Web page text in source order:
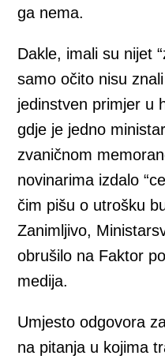
ga nema.
Dakle, imali su nijet
samo očito nisu
jedinstven primjer u
gdje je jedno
zvaničnom
novinarima izdalo
čim pišu o utrošku
Zanimljivo,
obrušilo na Faktor
medija.
Umjesto odgovora
na pitanja u kojima